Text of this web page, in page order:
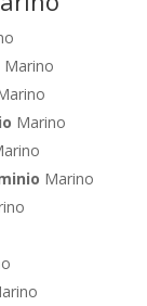
Marino
Marino
Marino